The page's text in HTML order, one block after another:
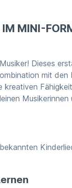
IM MINI-
Dieses
mit den
Musikerinnen